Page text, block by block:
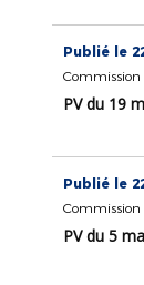
Publié le
PV du 19
Publié le
PV du 5